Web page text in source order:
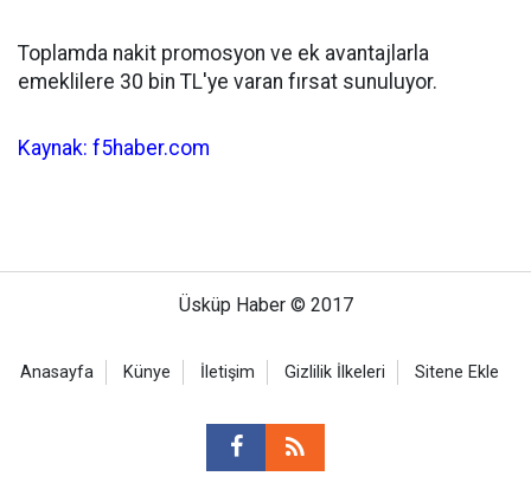
Toplamda nakit promosyon ve ek avantajlarla
emeklilere 30 bin TL'ye varan fırsat sunuluyor.
Kaynak: f5haber.com
Üsküp Haber © 2017
Anasayfa Künye İletişim Gizlilik İlkeleri Sitene Ekle